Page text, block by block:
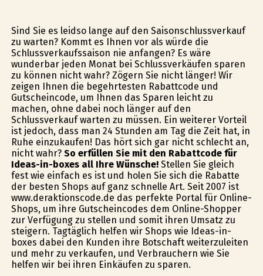
Sind Sie es leidso lange auf den Saisonschlussverkauf
zu warten? Kommt es Ihnen vor als würde die
Schlussverkaufssaison nie anfangen? Es wäre
wunderbar jeden Monat bei Schlussverkäufen sparen
zu können nicht wahr? Zögern Sie nicht länger! Wir
zeigen Ihnen die begehrtesten Rabattcode und
Gutscheincode, um Ihnen das Sparen leicht zu
machen, ohne dabei noch länger auf den
Schlussverkauf warten zu müssen. Ein weiterer Vorteil
ist jedoch, dass man 24 Stunden am Tag die Zeit hat, in
Ruhe einzukaufen! Das hört sich gar nicht schlecht an,
nicht wahr? So erfüllen Sie mit den Rabattcode für
Ideas-in-boxes all Ihre Wünsche!Stellen Sie gleich
fest wie einfach es ist und holen Sie sich die Rabatte
der besten Shops auf ganz schnelle Art. Seit 2007 ist
www.deraktionscode.de das perfekte Portal für Online-
Shops, um ihre Gutscheincodes dem Online-Shopper
zur Verfügung zu stellen und somit ihren Umsatz zu
steigern. Tagtäglich helfen wir Shops wie Ideas-in-
boxes dabei den Kunden ihre Botschaft weiterzuleiten
und mehr zu verkaufen, und Verbrauchern wie Sie
helfen wir bei ihren Einkäufen zu sparen.